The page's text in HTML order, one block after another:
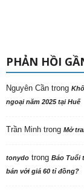
PHẢN HỒI
Nguyên Cần trong
ngoại năm 2025 tại Huế
Trần Minh trong Mở
tonydo trong Báo Tuổi
bán với giá 60 tỉ đồng?